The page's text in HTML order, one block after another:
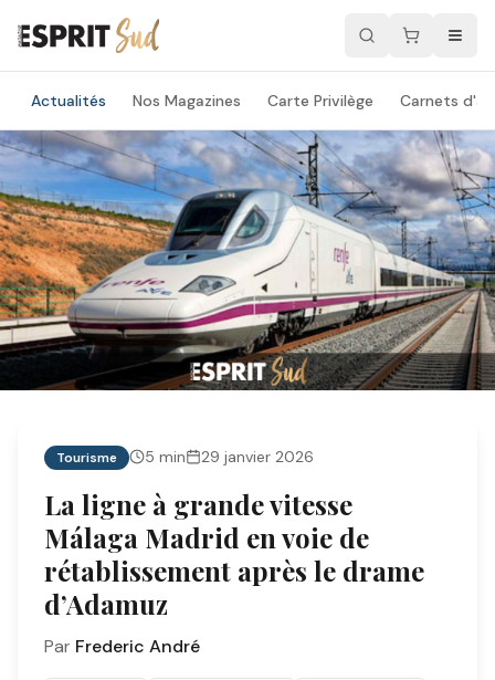
Actualités Nos Magazines Carte Privilège Carnets
Tourisme 5 min 29 janvier 2026
La ligne à grande vitesse
Málaga Madrid en voie de
rétablissement après le drame
d’Adamuz
Par Frederic André